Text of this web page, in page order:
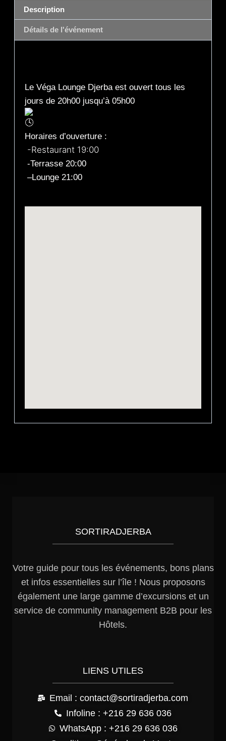
Description
Détails de l'événement
Le Véga Lounge Djerba est ouvert tous les
jours de 20h00 jusqu’à 05h00
Horaires d’ouverture :
-Restaurant 19:00
-Terrasse 20:00
–Lounge 21:00
SORTIRADJERBA
Votre guide pour tous les événements, bons plans
et infos essentielles sur l’île ! Nous proposons
également une large gamme d’excursions et un
service de community management B2B pour les
Hôtels.
LIENS UTILES
Email : contact@sortiradjerba.com
Infoline : +216 29 636 036
WhatsApp : +216 29 636 036